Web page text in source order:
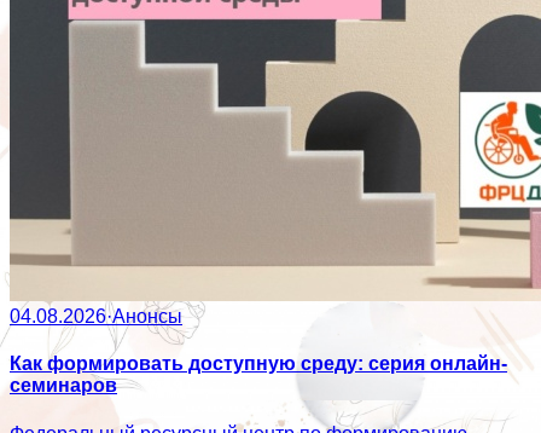
04.08.2026·Анонсы
Как формировать доступную среду: серия онлайн-
семинаров